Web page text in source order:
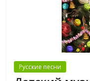
Русские песни